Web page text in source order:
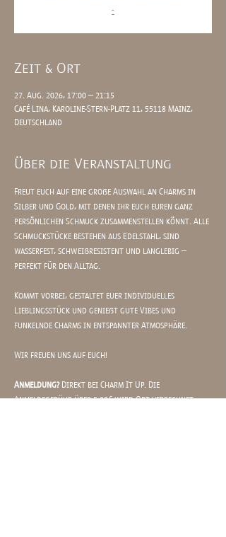
-
Zeit & Ort
27. Aug. 2026, 17:00 – 21:15
Café Lina, Karoline-Stern-Platz 11, 55118 Mainz,
Deutschland
Über die Veranstaltung
Freut euch auf eine große Auswahl an Charms in
Silber und Gold, mit denen ihr euch euren ganz
persönlichen Schmuck zusammenstellen könnt. Alle
Schmuckstücke bestehen aus Edelstahl, sind
wasserfest, schweißresistent und langlebig –
perfekt für den Alltag.
Kommt vorbei, gestaltet euer individuelles
Lieblingsstück und genießt gute Vibes und
funkelnde Charms in entspannter Atmosphäre.
Wir freuen uns auf euch!
Anmeldung? Direkt bei Charm It Up. Die
Anmeldegebühr über 5,00€ wird Ort verrechnet